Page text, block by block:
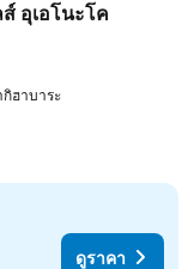
ารโปรด
อุเอโนะโค
กิฮาบาระ
ดูราคา